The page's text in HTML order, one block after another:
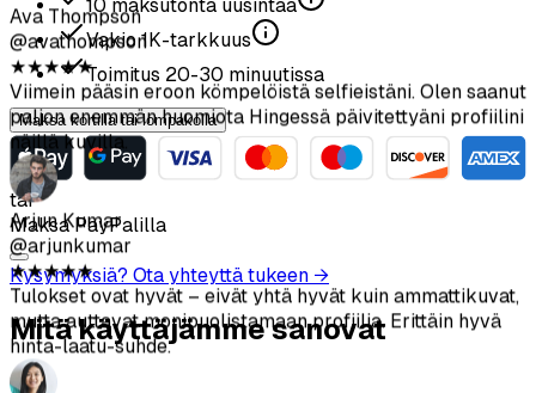
10 maksutonta uusintaa
Vakio1K-tarkkuus
Toimitus 20-30 minuutissa
Maksa kortilla tai lompakolla
tai
Maksa PayPalilla
Kysymyksiä? Ota yhteyttä tukeen →
Mitä käyttäjämme sanovat
Arjun Kumar
@arjunkumar
★★★★★
Tulokset ovat hyvät – eivät yhtä hyvät kuin ammattikuvat,
mutta auttavat monipuolistamaan profiilia. Erittäin hyvä
hinta-laatu-suhde.
Mia Mitchell
@miamitchell
★★★★★
Toisella erällä sain erinomaisia kuvia. Muista vain ladata
korkealaatuisia lähdekuvia.